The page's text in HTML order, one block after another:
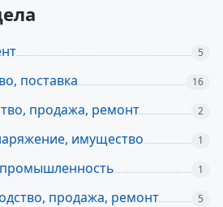
5
поставка 16
продажа, ремонт 2
имущество 1
1
продажа, ремонт 5